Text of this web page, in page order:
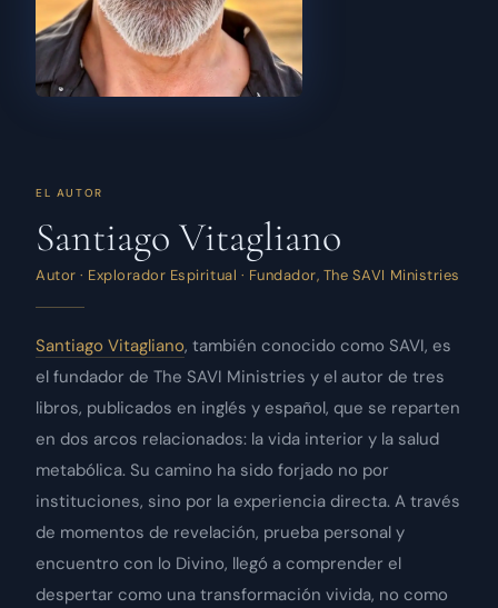
EL AUTOR
Santiago Vitagliano
Autor · Explorador Espiritual · Fundador, The SAVI Ministries
Santiago Vitagliano, también conocido como SAVI, es
el fundador de The SAVI Ministries y el autor de tres
libros, publicados en inglés y español, que se reparten
en dos arcos relacionados: la vida interior y la salud
metabólica. Su camino ha sido forjado no por
instituciones, sino por la experiencia directa. A través
de momentos de revelación, prueba personal y
encuentro con lo Divino, llegó a comprender el
despertar como una transformación vivida, no como